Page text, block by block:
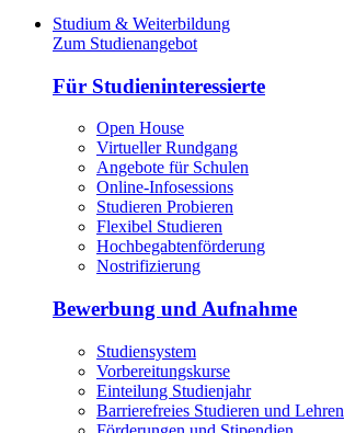
Studium & Weiterbildung
Zum Studienangebot
Für Studieninteressierte
Open House
Virtueller Rundgang
Angebote für Schulen
Online-Infosessions
Studieren Probieren
Flexibel Studieren
Hochbegabtenförderung
Nostrifizierung
Bewerbung und Aufnahme
Studiensystem
Vorbereitungskurse
Einteilung Studienjahr
Barrierefreies Studieren und Lehren